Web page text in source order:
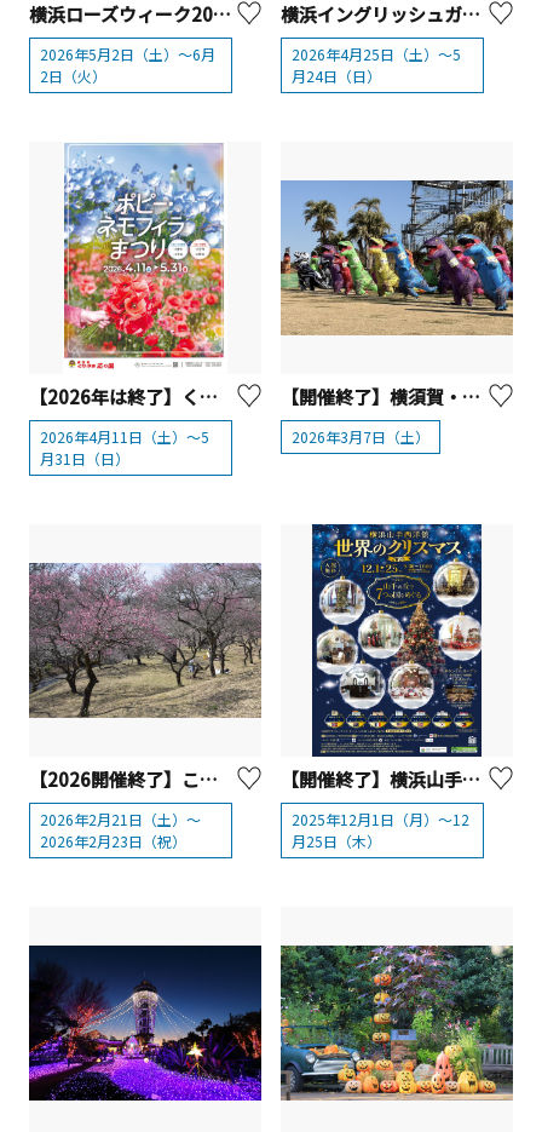
横浜ローズウィーク2026【横浜市】
2026年5月2日（土）～6月
2日（火）
横浜イングリッシュガーデン「ローズ・フェスティバル」2026
2026年4月25日（土）～5
月24日（日）
【2026年は終了】くりはま花の国 「ポピー・ネモフィラまつり」2026【横須賀市】
2026年4月11日（土）～5
月31日（日）
【開催終了】横須賀・ソレイユの丘 「ソレイユ恐竜島」オープン記念「第4回 ティラノサウルスレース」開催
2026年3月7日（土）
【2026開催終了】こどもの国 梅まつり【横浜市】
2026年2月21日（土）～
2026年2月23日（祝）
【開催終了】横浜山手西洋館 世界のクリスマス2025
2025年12月1日（月）～12
月25日（木）